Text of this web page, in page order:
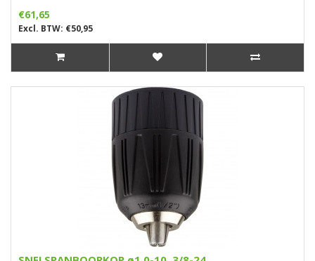
€61,65
Excl. BTW: €50,95